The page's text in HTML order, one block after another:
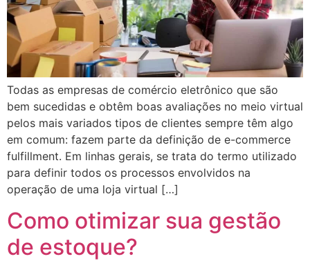
Todas as empresas de comércio eletrônico que são
bem sucedidas e obtêm boas avaliações no meio virtual
pelos mais variados tipos de clientes sempre têm algo
em comum: fazem parte da definição de e-commerce
fulfillment. Em linhas gerais, se trata do termo utilizado
para definir todos os processos envolvidos na
operação de uma loja virtual […]
Como otimizar sua gestão
de estoque?